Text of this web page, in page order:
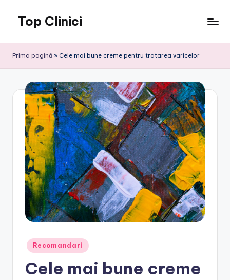
content
Top Clinici
Prima pagină » Cele mai bune creme pentru tratarea varicelor
Posted
in
Recomandari
Cele mai bune creme